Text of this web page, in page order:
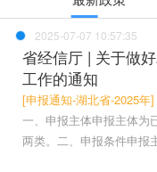
2025-07-07 10:57:35
省经信厅 | 关于做
工作的通知
[申报通知-湖北省-2025年]
一、申报主体申报主体为
两类。二、申报条件申报